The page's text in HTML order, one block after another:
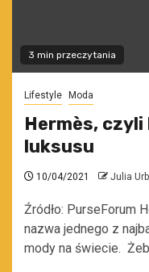
3 min przeczytania
Lifestyle Moda
Hermès,
luksusu
10/04/2021 Julia
Źródło: PurseForum
nazwa jednego z
mody na świecie.